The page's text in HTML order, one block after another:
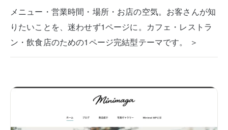
メニュー・営業時間・場所・お店の空気。お客さんが知
りたいことを、迷わせず1ページに。カフェ・レストラ
ン・飲食店のための1ページ完結型テーマです。 ＞